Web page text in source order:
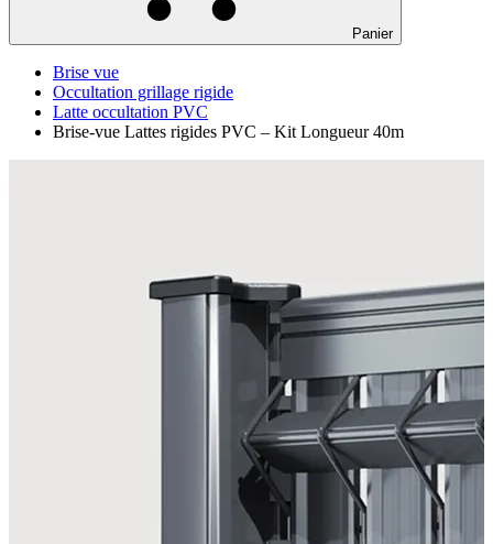
Panier
Brise vue
Occultation grillage rigide
Latte occultation PVC
Brise-vue Lattes rigides PVC – Kit Longueur 40m